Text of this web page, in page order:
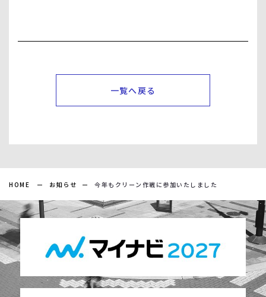
一覧へ戻る
HOME お知らせ 今年もクリーン作戦に参加いたしました